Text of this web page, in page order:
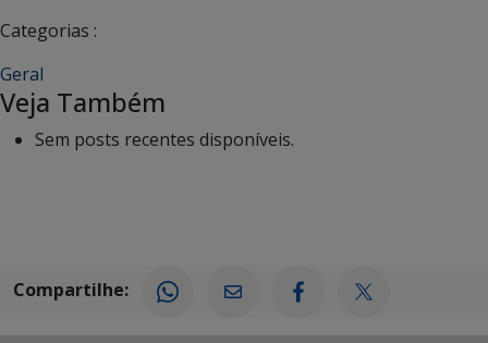
Categorias :
Geral
Veja Também
Sem posts recentes disponíveis.
Compartilhe: